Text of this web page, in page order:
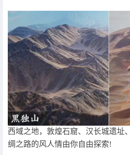
西域之地，敦煌石窟、汉长城遗址
绸之路的风人情由你自由探索!